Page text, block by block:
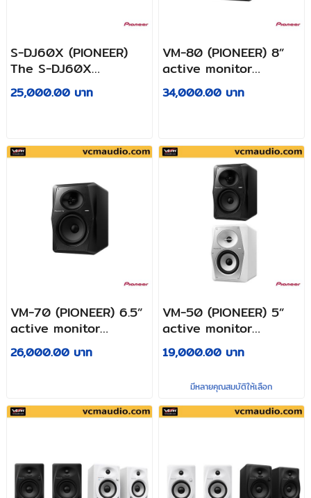
S-DJ60X (PIONEER)
The S-DJ60X
features 3 types of
inputs (XLR, TRS and
computers and mobile
devices.
25,000.00 บาท
VM-80 (PIONEER) 8”
active monitor
speaker (black)
34,000.00 บาท
VM-70 (PIONEER) 6.5”
active monitor
speaker (black)
26,000.00 บาท
VM-50 (PIONEER) 5”
active monitor
speaker (Black/White)
19,000.00 บาท
มีหลายคุณสมบัติให้เลือก